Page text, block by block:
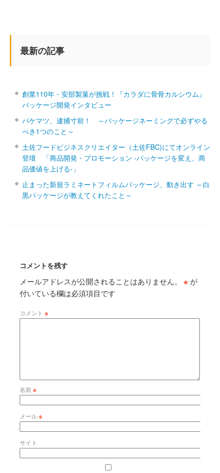
最新の記事
創業110年・安部製菓が挑戦！『カラダに骨骨カルシウム』
パッケージ開発インタビュー
パケマツ、逮捕寸前！ ～パッケージネーミングで必ずやる
べき1つのこと～
土佐フードビジネスクリエイター（土佐FBC)にてオンライン
登壇 「商品開発・プロモーション ‐パッケージを変え、商
品価値を上げる‐」
止まった新規ラミネートフィルムパッケージ、動き出す ～白
黒パッケージが教えてくれたこと～
コメントを残す
メールアドレスが公開されることはありません。 ※ が
付いている欄は必須項目です
コメント ※
名前※
メール※
サイト